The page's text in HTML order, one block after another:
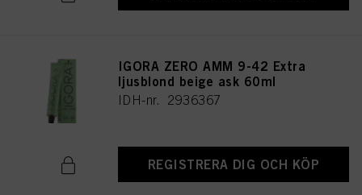
IGORA ZERO AMM 9-42 Extra
ljusblond beige ask 60ml
IDH-nr. 2936367
REGISTRERA DIG OCH KÖP